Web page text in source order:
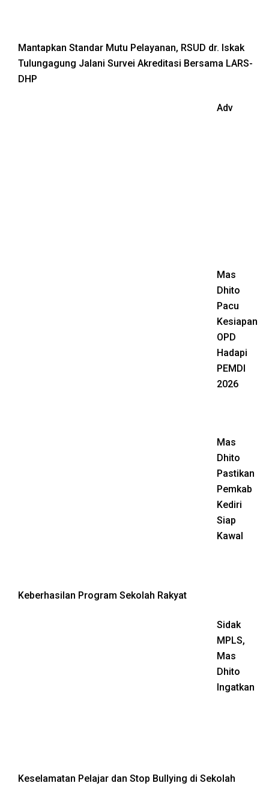
Mantapkan Standar Mutu Pelayanan, RSUD dr. Iskak
Tulungagung Jalani Survei Akreditasi Bersama LARS-
DHP
Adv
Mas
Dhito
Pacu
Kesiapan
OPD
Hadapi
PEMDI
2026
Mas
Dhito
Pastikan
Pemkab
Kediri
Siap
Kawal
Keberhasilan Program Sekolah Rakyat
Sidak
MPLS,
Mas
Dhito
Ingatkan
Keselamatan Pelajar dan Stop Bullying di Sekolah